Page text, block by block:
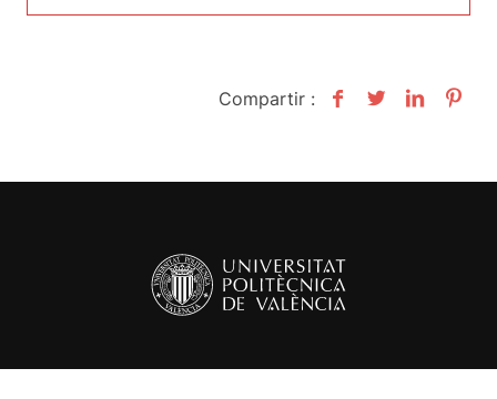
Compartir :